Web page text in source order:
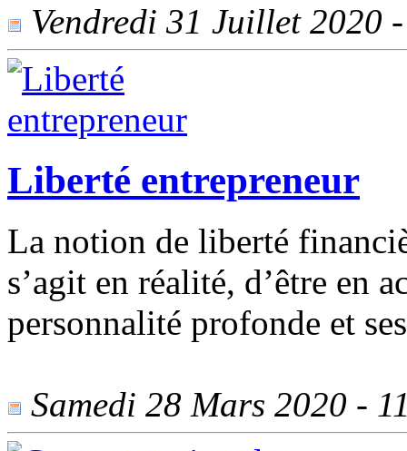
Vendredi 31 Juillet 2020
Liberté entrepreneur
La notion de liberté
s’agit en réalité, d’être en
personnalité profonde et
Samedi 28 Mars 2020 -